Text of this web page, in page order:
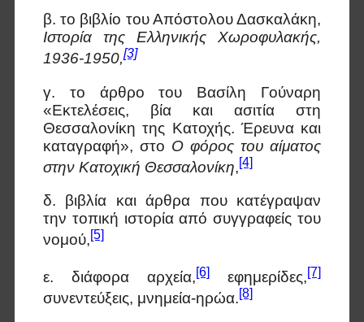
β. το βιβλίο του Απόστολου Δασκαλάκη,
Ιστορία της Ελληνικής Χωροφυλακής,
1936-1950,[3]
γ. το άρθρο του Βασίλη Γούναρη
«Εκτελέσεις, βία και ασιτία στη
Θεσσαλονίκη της Κατοχής. Έρευνα και
καταγραφή», στο Ο φόρος του αίματος
στην Κατοχική Θεσσαλονίκη,[4]
δ. βιβλία και άρθρα που κατέγραψαν
την τοπική ιστορία από συγγραφείς του
νομού,[5]
ε. διάφορα αρχεία,[6] εφημερίδες,[7]
συνεντεύξεις, μνημεία-ηρώα.[8]